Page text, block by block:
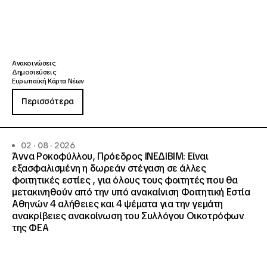
Ανακοινώσεις
Δημοσιεύσεις
Ευρωπαϊκή Κάρτα Νέων
Περισσότερα
02 · 08 · 2026
Άννα Ροκοφύλλου, Πρόεδρος ΙΝΕΔΙΒΙΜ: Είναι
εξασφαλισμένη η δωρεάν στέγαση σε άλλες
φοιτητικές εστίες , για όλους τους φοιτητές που θα
μετακινηθούν από την υπό ανακαίνιση Φοιτητική Εστία
Αθηνών 4 αλήθειες και 4 ψέματα για την γεμάτη
ανακρίβειες ανακοίνωση του Συλλόγου Οικοτρόφων
της ΦΕΑ